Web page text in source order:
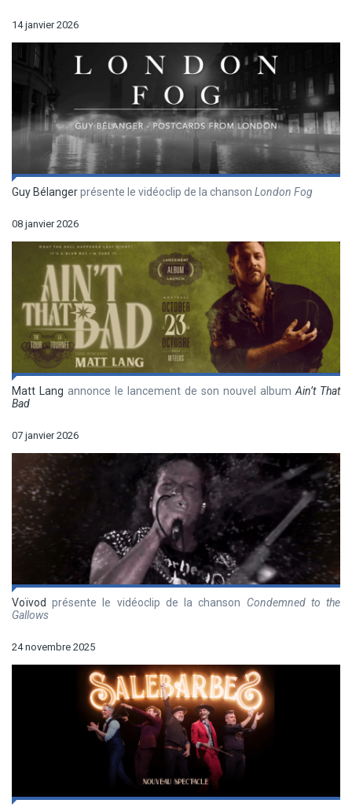
14 janvier 2026
Guy Bélangerprésente le vidéoclip de la chanson London Fog
08 janvier 2026
Matt Lang annonce le lancement de son nouvel albumAin’t That
Bad
07 janvier 2026
Voïvod présente le vidéoclip de la chanson Condemned to the
Gallows
24 novembre 2025